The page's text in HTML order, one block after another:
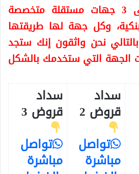
الموقع يحتوي على 3 جهات مستقلة متخصصة
وكل جهة لها طريقتها
بالتالي نحن واثقون إنك ستجد
الجهة التي ستخدمك بالشكل
سداد
قروض 2
تواصل
مباشرة
سداد
قروض 3
تواصل
مباشرة